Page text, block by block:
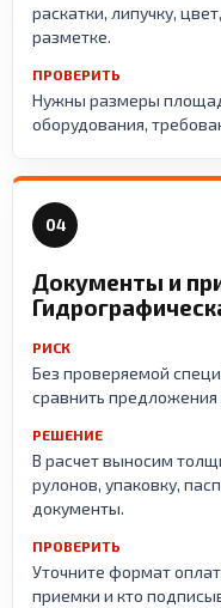
раскатки, липучку,
разметке.
ПРОВЕРИТЬ
Нужны размеры
оборудования,
04
Документы и
РИСК
Без проверяемой
сравнить предложения
РЕШЕНИЕ
В расчет выносим
рулонов, упаковку,
документы.
ПРОВЕРИТЬ
Уточните формат
приемки и кто